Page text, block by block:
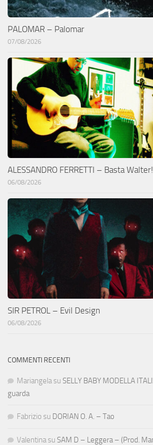
PALOMAR – Palomar
07/08/2026
ALESSANDRO FERRETTI – Basta Walter!
06/08/2026
SIR PETROL – Evil Design
06/08/2026
COMMENTI RECENTI
Mariangela su SELLY BABY MODELLA
guarda
Fabrizio su DORIAN O. A. – Tao
Valentina su SAM D – Leggera – (Prod.